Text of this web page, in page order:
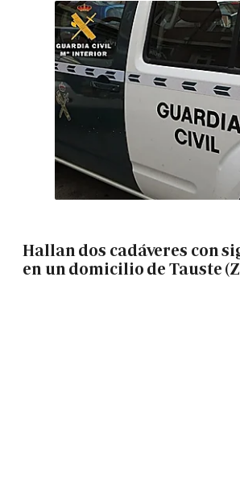
Hallan dos cadáveres con
en un domicilio de Tauste